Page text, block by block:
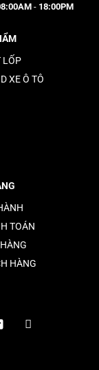
- 18:00PM
LỐP
XE Ô TÔ
TOÁN
HÀNG